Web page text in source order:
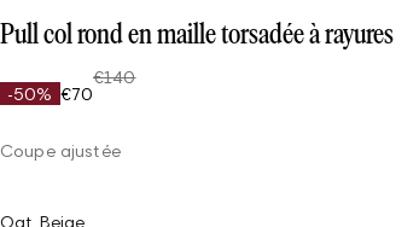
Pull col rond en maille torsadée à rayures
-50% €70
€140
Coupe ajustée
Oat Beige